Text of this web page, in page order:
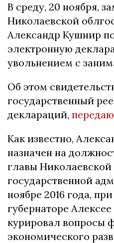
В среду, 20 ноября,
Николаевской
Александр Кушнир
электронную
увольнением с
Об этом
государственный
деклараций,
Как известно,
назначен на
главы Николаевской
государственной
ноябре 2016 года,
губернаторе
курировал вопросы
экономического